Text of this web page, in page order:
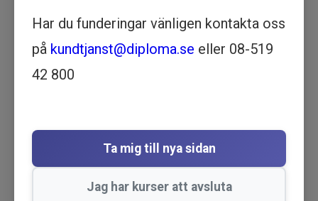
PERSONLIG UTVECKLING | 1
Motsvarar ½ dag lärarledd utbildning
Beskrivning
effektiv samtidigt som du har kul på denna
utbildning som möjliggör att du går från
Har du funderingar vänligen kontakta oss
på kundtjanst@diploma.se eller 08-519
42 800
Ta mig till nya sidan
Jag har kurser att avsluta